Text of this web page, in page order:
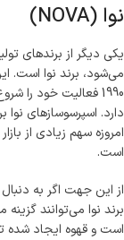
نوا (NOVA)
یکی دیگر از برندهای
می‌شود، برند نوا است.
1990 فعالیت خود
دارد. اسپرسوسازهای
امروزه سهم زیادی از
است.
از این جهت اگر به
برند نوا می‌توانند
است و قهوه ایجاد شده